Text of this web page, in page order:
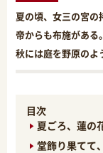
夏の頃、女三の宮の
帝からも布施がある
秋には庭を野原のよ
目次
夏ごろ、蓮の
堂飾り果てて